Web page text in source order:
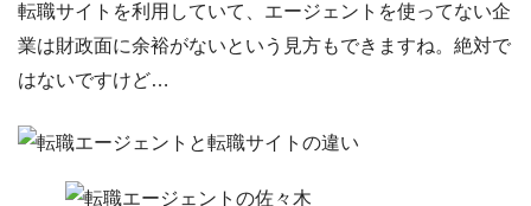
転職サイトを利用していて、エージェントを使ってない企
業は財政面に余裕がないという見方もできますね。絶対で
はないですけど…